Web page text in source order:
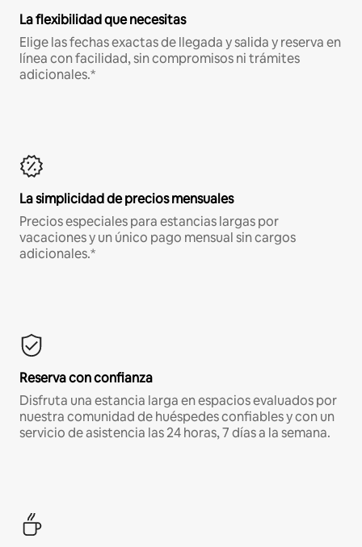
La flexibilidad que necesitas
Elige las fechas exactas de llegada y salida y reserva en
línea con facilidad, sin compromisos ni trámites
adicionales.*
La simplicidad de precios mensuales
Precios especiales para estancias largas por
vacaciones y un único pago mensual sin cargos
adicionales.*
Reserva con confianza
Disfruta una estancia larga en espacios evaluados por
nuestra comunidad de huéspedes confiables y con un
servicio de asistencia las 24 horas, 7 días a la semana.